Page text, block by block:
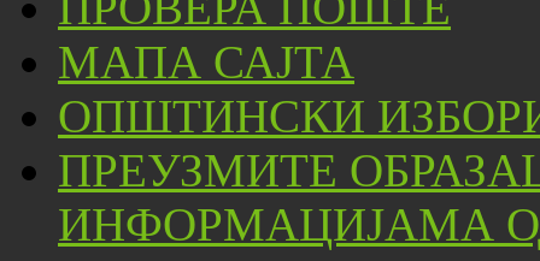
МАПА САЈТА
ОПШТИНСКИ
ПРЕУЗМИТЕ
ИНФОРМАЦИЈАМА